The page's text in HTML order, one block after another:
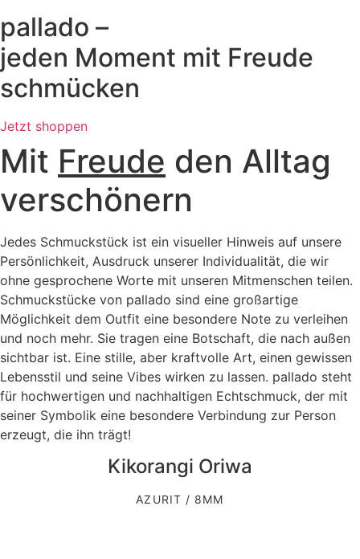
pallado –
jeden Moment mit Freude
schmücken
Jetzt shoppen
Mit Freude den Alltag
verschönern
Jedes Schmuckstück ist ein visueller Hinweis auf unsere
Persönlichkeit, Ausdruck unserer Individualität, die wir
ohne gesprochene Worte mit unseren Mitmenschen teilen.
Schmuckstücke von pallado sind eine großartige
Möglichkeit dem Outfit eine besondere Note zu verleihen
und noch mehr. Sie tragen eine Botschaft, die nach außen
sichtbar ist. Eine stille, aber kraftvolle Art, einen gewissen
Lebensstil und seine Vibes wirken zu lassen. pallado steht
für hochwertigen und nachhaltigen Echtschmuck, der mit
seiner Symbolik eine besondere Verbindung zur Person
erzeugt, die ihn trägt!
Kikorangi Oriwa
AZURIT / 8MM